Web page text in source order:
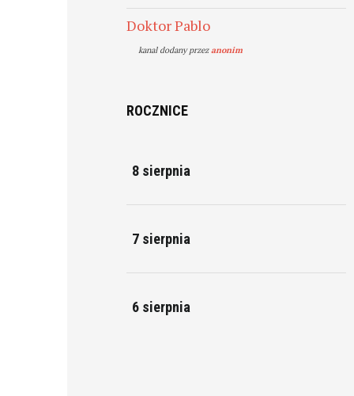
Doktor Pablo
kanal dodany przezanonim
ROCZNICE
8 sierpnia
7 sierpnia
6 sierpnia